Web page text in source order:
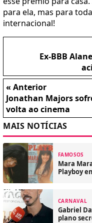
para ela, mas para
internacional!
Ex-BBB
« Anterior
Jonathan Majors
volta ao cinema
MAIS NOTÍCIAS
FAMOSOS
Mara
Playboy
CARNAVAL
Gabriel
plano